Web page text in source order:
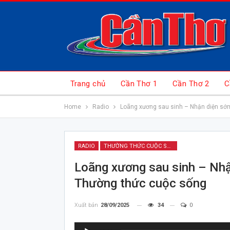
Trang chủ Cần Thơ 1 Cần Thơ 2
Home Radio Loãng xương sau sinh – Nhận diện
RADIO THƯỜNG THỨC CUỘC SỐNG
Loãng xương sau sinh –
Thường thức cuộc sống
Xuất bản 28/09/2025 34 0
Trình